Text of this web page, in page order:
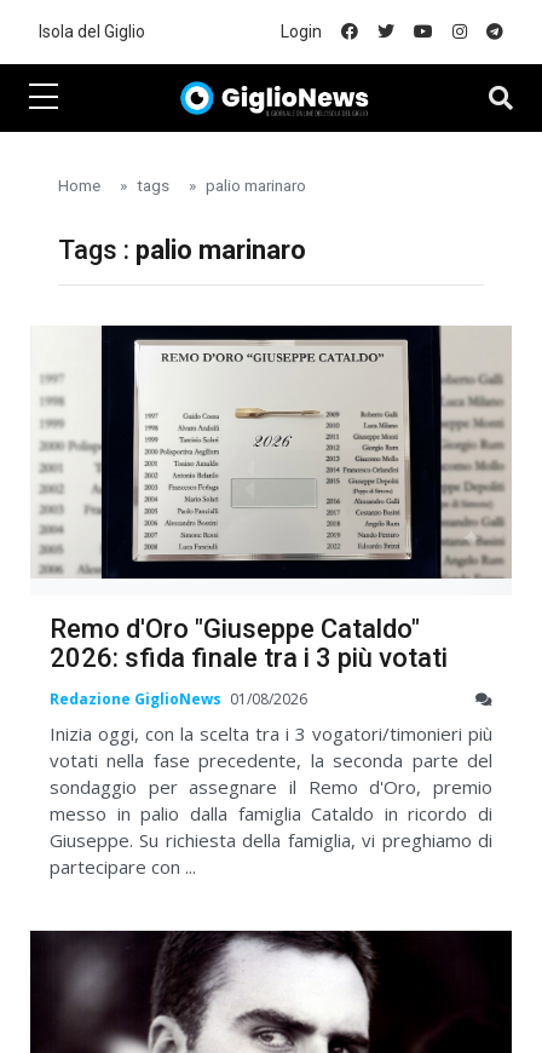
Isola del Giglio Login
Home tags palio marinaro
Tags : palio marinaro
Remo d'Oro "Giuseppe Cataldo"
2026: sfida finale tra i 3 più votati
Redazione GiglioNews 01/08/2026
Inizia oggi, con la scelta tra i 3 vogatori/timonieri più
votati nella fase precedente, la seconda parte del
sondaggio per assegnare il Remo d'Oro, premio
messo in palio dalla famiglia Cataldo in ricordo di
Giuseppe. Su richiesta della famiglia, vi preghiamo di
partecipare con ...